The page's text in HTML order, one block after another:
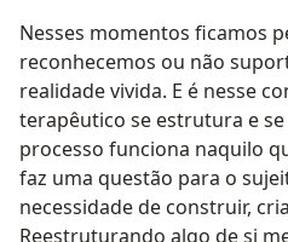
Nesses momentos ficamos
reconhecemos ou não
realidade vivida. E é nesse
terapêutico se estrutura e
processo funciona naquilo
faz uma questão para o
necessidade de construir,
Reestruturando algo de si